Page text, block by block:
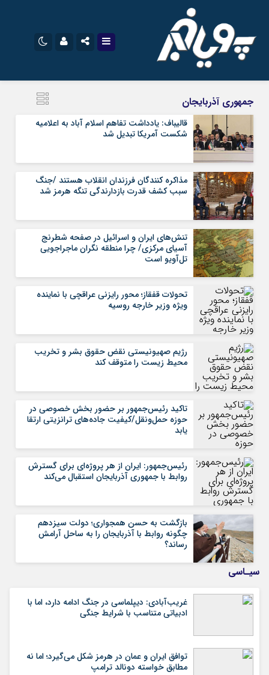
سروش
ایتا
آپارات
رمز عبور
مرا به خاطر بسپار
جمهوری آذربایجان
قالیباف: یادداشت تفاهم‌ اسلام آباد به اعلامیه
شکست آمریکا تبدیل شد
مذاکره کنندگان فرزندان انقلاب هستند /جنگ
سبب کشف قدرت بازدارندگی تنگه هرمز شد
تنش‌های ایران و اسرائیل در صفحه شطرنج
آسیای مرکزی/ چرا منطقه نگران ماجراجویی
تل‌آویو است
تحولات قفقاز؛ محور رایزنی عراقچی با نماینده
ویژه وزیر خارجه روسیه
رژیم صهیونیستی نقض حقوق بشر و تخریب
محیط زیست را متوقف کند
تاکید رئیس‌جمهور بر حضور بخش خصوصی در
حوزه حمل‌ونقل/کیفیت جاده‌های ترانزیتی ارتقا
یابد
رئیس‌جمهور: ایران از هر پروژه‌ای برای گسترش
روابط با جمهوری آذربایجان استقبال می‌کند
بازگشت به حسن همجواری؛ دولت سیزدهم
چگونه روابط با آذربایجان را به ساحل آرامش
رساند؟
سیـاسی
غریب‌آبادی: دیپلماسی در جنگ ادامه دارد، اما با
ادبیاتی متناسب با شرایط جنگی
توافق ایران و عمان در هرمز شکل می‌گیرد؛ اما نه
مطابق خواسته دونالد ترامپ